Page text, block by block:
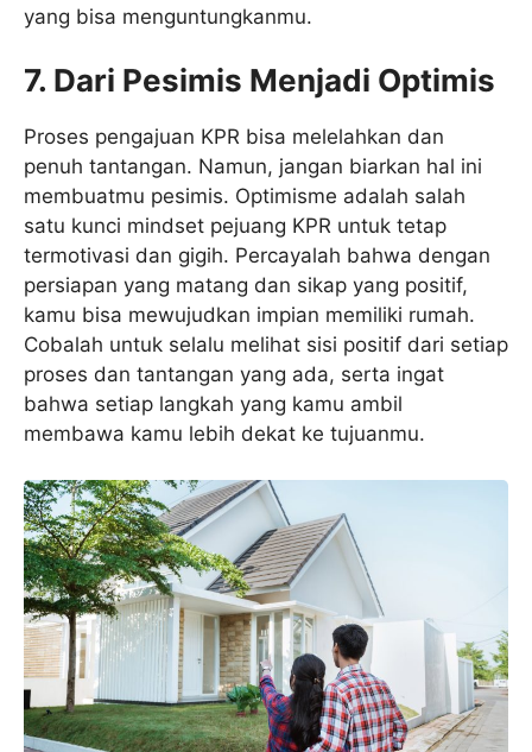
yang bisa menguntungkanmu.
7. Dari Pesimis Menjadi Optimis
Proses pengajuan KPR bisa melelahkan dan
penuh tantangan. Namun, jangan biarkan hal ini
membuatmu pesimis. Optimisme adalah salah
satu kunci mindset pejuang KPR untuk tetap
termotivasi dan gigih. Percayalah bahwa dengan
persiapan yang matang dan sikap yang positif,
kamu bisa mewujudkan impian memiliki rumah.
Cobalah untuk selalu melihat sisi positif dari setiap
proses dan tantangan yang ada, serta ingat
bahwa setiap langkah yang kamu ambil
membawa kamu lebih dekat ke tujuanmu.